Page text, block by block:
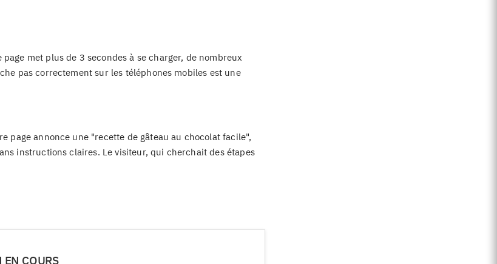
met plus de 3 secondes à se charger, de nombreux
pas correctement sur les téléphones mobiles est une
page annonce une "recette de gâteau au chocolat facile",
instructions claires. Le visiteur, qui cherchait des étapes
COURS